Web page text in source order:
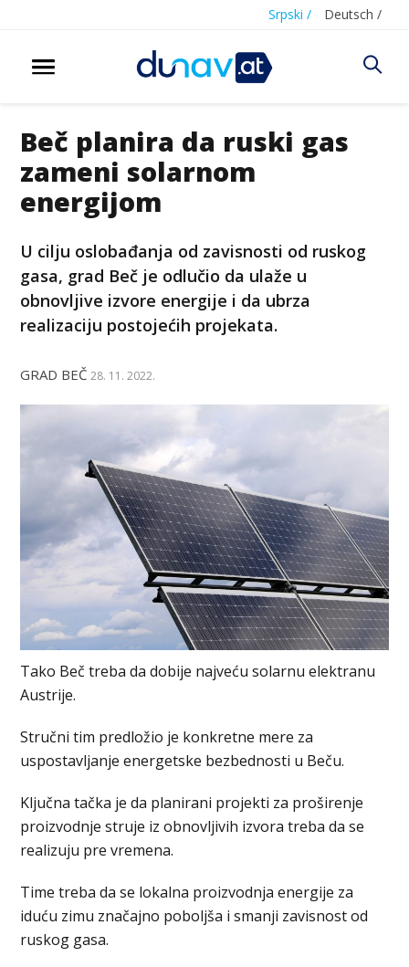
Srpski / Deutsch /
Beč planira da ruski gas
zameni solarnom
energijom
U cilju oslobađanja od zavisnosti od ruskog
gasa, grad Beč je odlučio da ulaže u
obnovljive izvore energije i da ubrza
realizaciju postojećih projekata.
GRAD BEČ 28. 11. 2022.
Tako Beč treba da dobije najveću solarnu elektranu
Austrije.
Stručni tim predložio je konkretne mere za
uspostavljanje energetske bezbednosti u Beču.
Ključna tačka je da planirani projekti za proširenje
proizvodnje struje iz obnovljivih izvora treba da se
realizuju pre vremena.
Time treba da se lokalna proizvodnja energije za
iduću zimu značajno poboljša i smanji zavisnost od
ruskog gasa.